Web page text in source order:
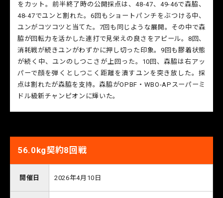
をカット。前半終了時の公開採点は、48-47、49-46で森脇、
48-47でユンと割れた。6回もショートパンチをぶつける中、
ユンがコツコツと当てた。7回も同じような展開。その中で森
脇が回転力を活かした連打で見栄えの良さをアピール。8回、
消耗戦が続きユンがわずかに押し切った印象。9回も膠着状態
が続く中、ユンのしつこさが上回った。10回、森脇は右アッ
パーで顔を弾くとしつこく距離を潰すユンを突き放した。採
点は割れたが森脇を支持。森脇がOPBF・WBO-APスーパーミ
ドル級新チャンピオンに輝いた。
56.0kg契約8回戦
開催日 2026年4月10日